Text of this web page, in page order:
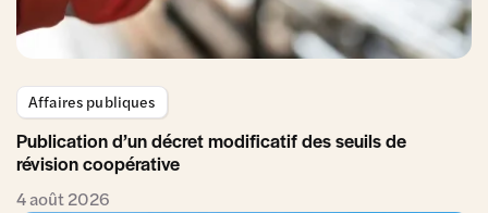
Affaires publiques
Publication d’un décret modificatif des seuils de
révision coopérative
4 août 2026